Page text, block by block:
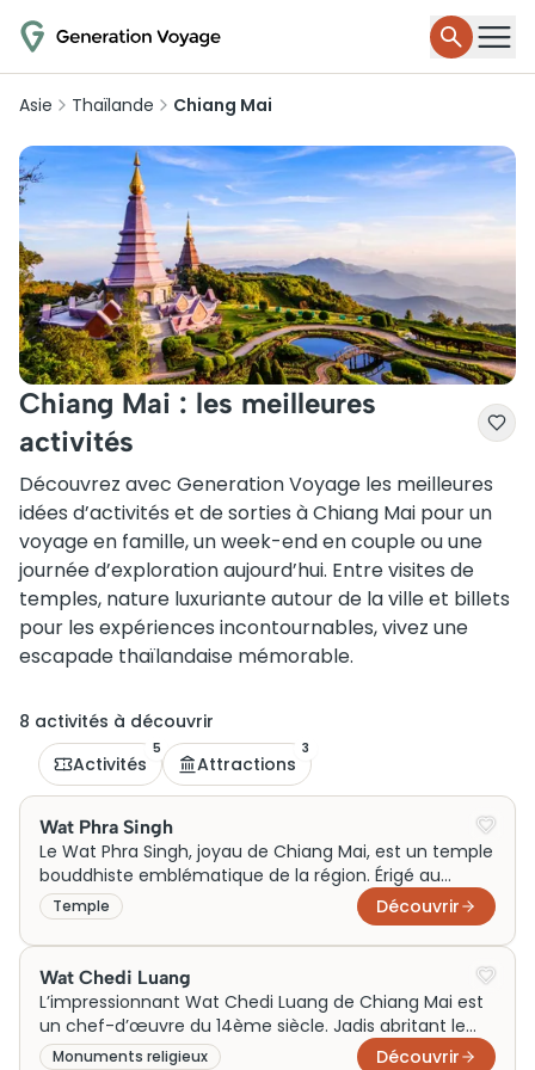
Asie Thaïlande Chiang Mai
Chiang Mai : les meilleures
activités
Découvrez avec Generation Voyage les meilleures
idées d’activités et de sorties à Chiang Mai pour un
voyage en famille, un week-end en couple ou une
journée d’exploration aujourd’hui. Entre visites de
temples, nature luxuriante autour de la ville et billets
pour les expériences incontournables, vivez une
escapade thaïlandaise mémorable.
8 activités à découvrir
Activités
5
Attractions
3
Wat Phra Singh
Le Wat Phra Singh, joyau de Chiang Mai, est un temple
bouddhiste emblématique de la région. Érigé au
14ème siècle, il est célèbre pour son architecture
Lanna et abrite d’anciennes fresques. Destination
prisée par les visiteurs, il offre une plongée dans
l’histoire et la spiritualité thaïlandaises. Les billets pour
la visite incluent souvent des guides explicatifs,
enrichissant ainsi l’expérience. Sa popularité actuelle
témoigne de son attrait culturel et spirituel indéniable.
Temple Découvrir
Wat Chedi Luang
L’impressionnant Wat Chedi Luang de Chiang Mai est
un chef-d’œuvre du 14ème siècle. Jadis abritant le
Bouddha d’Émeraude, ce temple fascinant est un
Monuments religieux Découvrir